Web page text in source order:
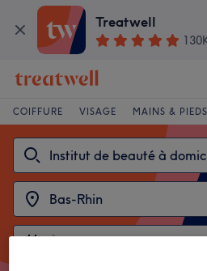
Treatwell
COIFFURE VISAGE MAINS & PIEDS